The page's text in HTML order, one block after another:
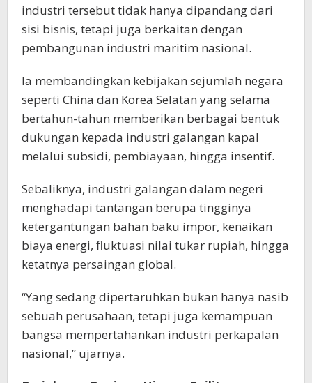
industri tersebut tidak hanya dipandang dari
sisi bisnis, tetapi juga berkaitan dengan
pembangunan industri maritim nasional.
Ia membandingkan kebijakan sejumlah negara
seperti China dan Korea Selatan yang selama
bertahun-tahun memberikan berbagai bentuk
dukungan kepada industri galangan kapal
melalui subsidi, pembiayaan, hingga insentif.
Sebaliknya, industri galangan dalam negeri
menghadapi tantangan berupa tingginya
ketergantungan bahan baku impor, kenaikan
biaya energi, fluktuasi nilai tukar rupiah, hingga
ketatnya persaingan global.
“Yang sedang dipertaruhkan bukan hanya nasib
sebuah perusahaan, tetapi juga kemampuan
bangsa mempertahankan industri perkapalan
nasional,” ujarnya.